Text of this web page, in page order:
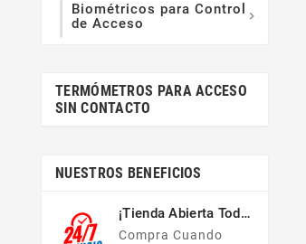
Biométricos para Control
de Acceso

TERMÓMETROS PARA ACCESO
SIN CONTACTO
NUESTROS BENEFICIOS
¡Tienda Abierta Todo
El Año!
Compra Cuando